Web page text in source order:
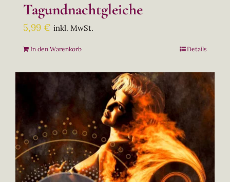
Tagundnachtgleiche
5,99 € inkl. MwSt.
In den Warenkorb Details